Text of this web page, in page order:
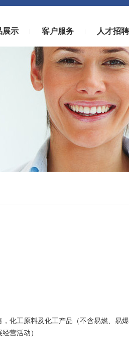
展示 客户服务 人才招聘
化工原料及化工产品（不含易燃、易
营活动）